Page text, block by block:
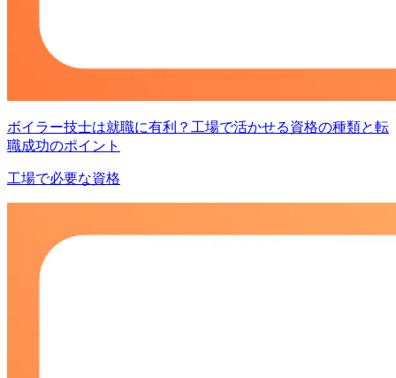
ボイラー技士は就職に有利？工場で活かせる資格の種類と転
職成功のポイント
工場で必要な資格